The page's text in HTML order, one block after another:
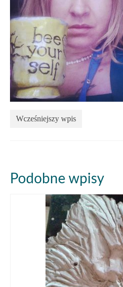
Wcześniejszy wpis
Podobne wpisy